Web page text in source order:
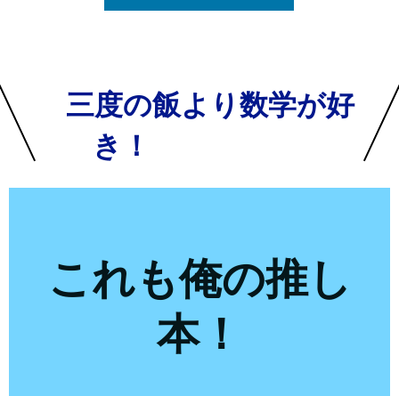
三度の飯より数学が好
き！
これも俺の推し
本！